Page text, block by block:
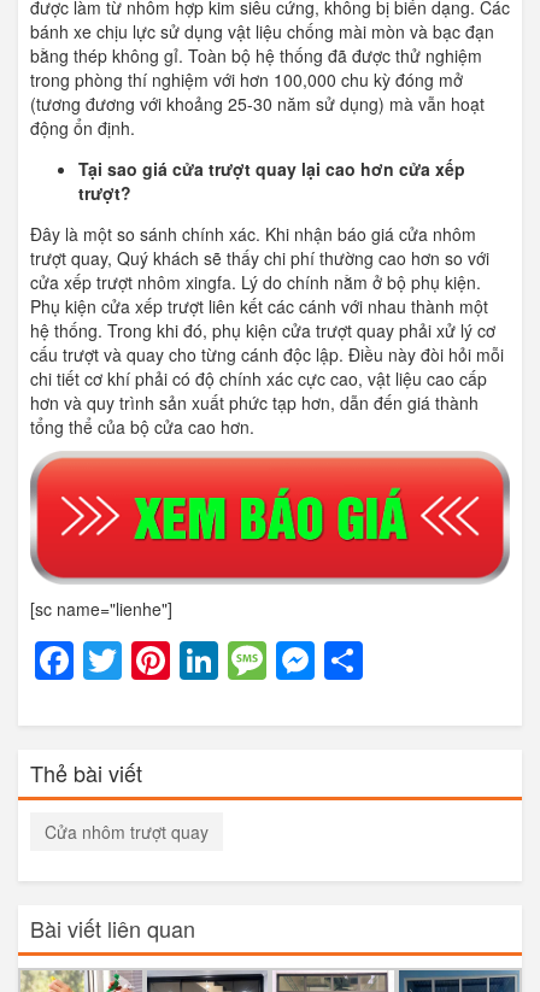
được làm từ nhôm hợp kim siêu cứng, không bị biến dạng. Các
bánh xe chịu lực sử dụng vật liệu chống mài mòn và bạc đạn
bằng thép không gỉ. Toàn bộ hệ thống đã được thử nghiệm
trong phòng thí nghiệm với hơn 100,000 chu kỳ đóng mở
(tương đương với khoảng 25-30 năm sử dụng) mà vẫn hoạt
động ổn định.
Tại sao giá cửa trượt quay lại cao hơn cửa xếp
trượt?
Đây là một so sánh chính xác. Khi nhận báo giá cửa nhôm
trượt quay, Quý khách sẽ thấy chi phí thường cao hơn so với
cửa xếp trượt nhôm xingfa. Lý do chính nằm ở bộ phụ kiện.
Phụ kiện cửa xếp trượt liên kết các cánh với nhau thành một
hệ thống. Trong khi đó, phụ kiện cửa trượt quay phải xử lý cơ
cấu trượt và quay cho từng cánh độc lập. Điều này đòi hỏi mỗi
chi tiết cơ khí phải có độ chính xác cực cao, vật liệu cao cấp
hơn và quy trình sản xuất phức tạp hơn, dẫn đến giá thành
tổng thể của bộ cửa cao hơn.
[sc name="lienhe"]
Facebook
Twitter
Pinterest
LinkedIn
Message
Messenger
Thẻ bài viết
Cửa nhôm trượt quay
Bài viết liên quan